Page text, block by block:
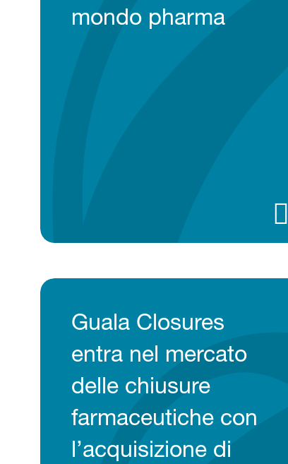
mondo pharma
Guala Closures
entra nel mercato
delle chiusure
farmaceutiche con
l’acquisizione di